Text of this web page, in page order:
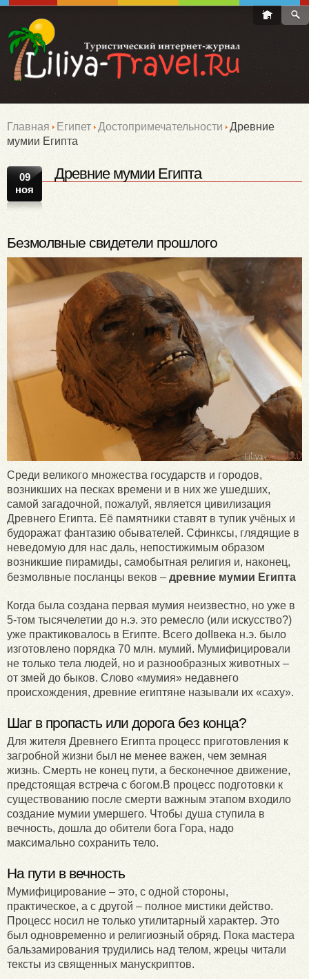
Главная Египет Достопримечательности
Древние
мумии Египта
09
ноя
Древние мумии Египта
Безмолвные свидетели прошлого
Среди великого множества государств и городов,
возникших на песках времени и в них же ушедших,
самой загадочной, пожалуй, является цивилизация
Древнего Египта. Её памятники ставят в тупик учёных и
будоражат фантазию обывателей. Сфинксы, глядящие в
неведомую для нас даль, непостижимым образом
возникшие пирамиды, самобытная религия и, наконец,
безмолвные посланцы веков – древние мумии Египта
Когда была создана первая мумия неизвестно, но уже в
5-том тысячелетии до н.э. это ремесло (или искусство?)
уже практиковалось в Египте. Всего доIIвека н.э. было
изготовлено порядка 70 млн. мумий. Мумифицировали
не только тела людей, но и разнообразных животных –
от змей до быков. Слово «мумия» недавнего
происхождения, древние египтяне называли их «саху».
Шаг в пропасть или дорога без конца?
Для жителя Древнего Египта процесс приготовления к
загробной жизни был не менее важен, чем земная
жизнь. Смерть не конец пути, а бесконечное движение,
предстоящая встреча с богом.В процесс подготовки к
существованию после смерти важным этапом входило
создание мумии умершего. Чтобы душа ступила в
вечность, дошла до обители бога Гора, надо
максимально сохранить тело.
На пути в вечность
Мумифицирование – это, с одной стороны,
практическое, а с другой – полное мистики действо.
Процесс носил не только утилитарный характер. Это
был одновременно и религиозный обряд. Пока мастера
бальзамирования трудились над телом, жрецы читали
тексты из священных манускриптов.